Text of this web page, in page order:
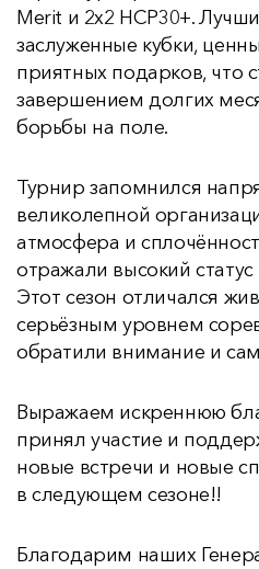
Merit и 2x2 HCP30+.
заслуженные кубки,
приятных подарков, что
завершением долгих
борьбы на поле.
Турнир запомнился
великолепной
атмосфера и
отражали высокий статус
Этот сезон отличался
серьёзным уровнем
обратили внимание и
Выражаем искреннюю
принял участие и
новые встречи и новые
в следующем сезоне!!
Благодарим наших